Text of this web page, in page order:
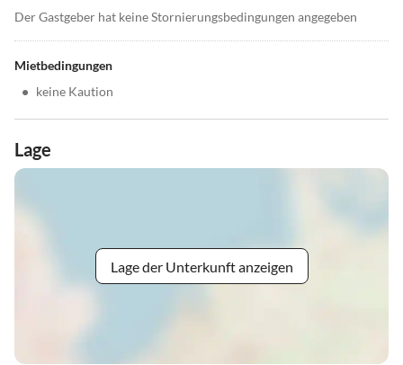
Der Gastgeber hat keine Stornierungsbedingungen angegeben
Mietbedingungen
• keine Kaution
Lage
Lage der Unterkunft anzeigen